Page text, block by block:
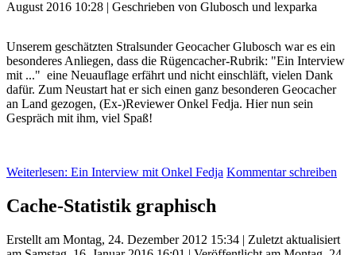
August 2016 10:28 | Geschrieben von Glubosch und lexparka
Unserem geschätzten Stralsunder Geocacher Glubosch war es ein
besonderes Anliegen, dass die Rügencacher-Rubrik: "Ein Interview
mit ..." eine Neuauflage erfährt und nicht einschläft, vielen Dank
dafür. Zum Neustart hat er sich einen ganz besonderen Geocacher
an Land gezogen, (Ex-)Reviewer Onkel Fedja. Hier nun sein
Gespräch mit ihm, viel Spaß!
Weiterlesen: Ein Interview mit Onkel Fedja Kommentar schreiben
Cache-Statistik graphisch
Erstellt am Montag, 24. Dezember 2012 15:34 | Zuletzt aktualisiert